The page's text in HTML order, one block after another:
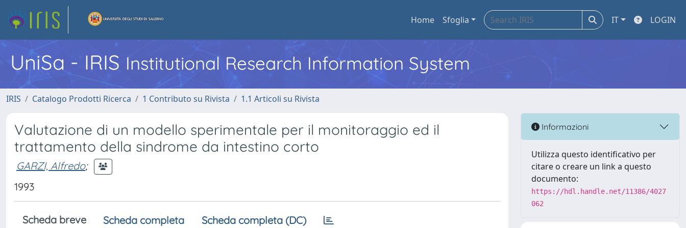
Home Sfoglia IT LOGIN
UniSa - IRIS Institutional Research Information System
IRIS Catalogo Prodotti Ricerca 1 Contributo su Rivista 1.1 Articoli su Rivista
Valutazione di un modello sperimentale per il monitoraggio ed il
trattamento della sindrome da intestino corto
GARZI, Alfredo;
1993
Scheda breve Scheda completa Scheda completa (DC)
Informazioni
Utilizza questo identificativo per
citare o creare un link a questo
documento:
https://hdl.handle.net/11386/4027
062